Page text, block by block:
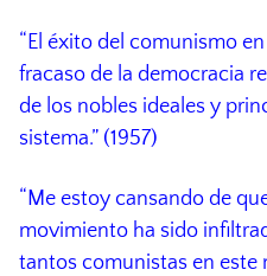
“El éxito del comunismo
fracaso de la democracia
de los nobles ideales y
sistema.” (1957)
“Me estoy cansando de
movimiento ha sido
tantos comunistas en este